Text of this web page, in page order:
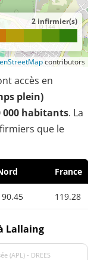
2 infirmier(s)
contributors
accès en
plein)
habitants. La
que le
France
119.28
Lallaing
(APL) - DREES